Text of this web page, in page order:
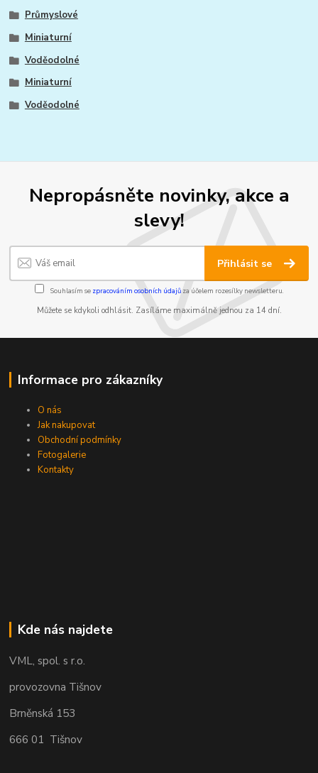
Průmyslové
Miniaturní
Voděodolné
Miniaturní
Voděodolné
Nepropásněte novinky, akce a
slevy!
Přihlásit se
Souhlasím se zpracováním osobních údajůza účelem rozesílky newsletteru.
Můžete se kdykoli odhlásit. Zasíláme maximálně jednou za 14 dní.
Informace pro zákazníky
O nás
Jak nakupovat
Obchodní podmínky
Fotogalerie
Kontakty
Kde nás najdete
VML, spol. s r.o.
provozovna Tišnov
Brněnská 153
666 01 Tišnov